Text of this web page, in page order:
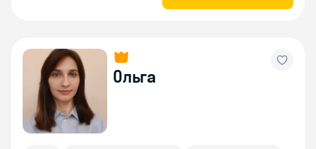
Ольга